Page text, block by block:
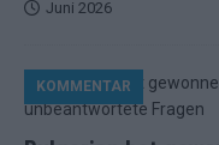
Juni 2026
KOMMENTAR